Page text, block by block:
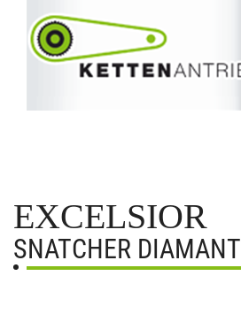
EXCELSIOR
SNATCHER DIAMANT